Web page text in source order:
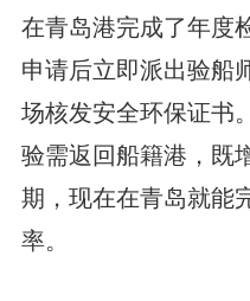
在青岛港完成了年度
申请后立即派出验船
场核发安全环保证书
验需返回船籍港，既
期，现在在青岛就能
率。